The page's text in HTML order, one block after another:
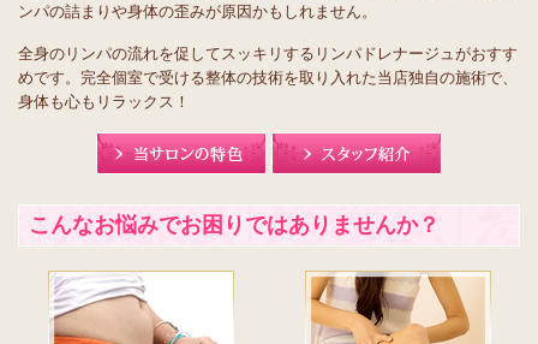
ンパの詰まりや身体の歪みが原因かもしれません。
全身のリンパの流れを促してスッキリするリンパドレナージュがおすす
めです。完全個室で受ける整体の技術を取り入れた当店独自の施術で、
身体も心もリラックス！
こんなお悩みでお困りではありませんか？